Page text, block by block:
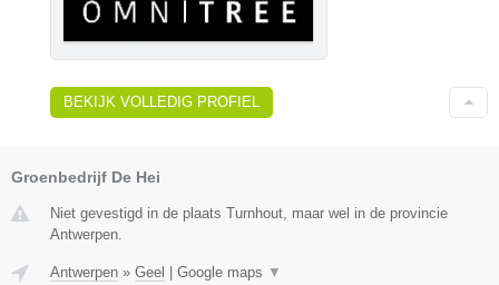
BEKIJK VOLLEDIG PROFIEL
Groenbedrijf De Hei
Niet gevestigd in de plaats Turnhout, maar wel in de provincie
Antwerpen.
Antwerpen » Geel | Google maps ▼